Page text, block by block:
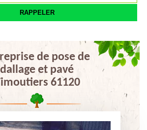
de pose de
dallage et pavé
61120